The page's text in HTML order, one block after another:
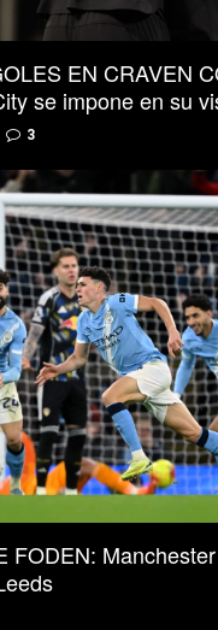
EN CRAVEN
se impone en su
3
FODEN: